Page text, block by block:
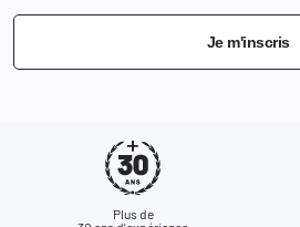
Je m'inscris
Plus de